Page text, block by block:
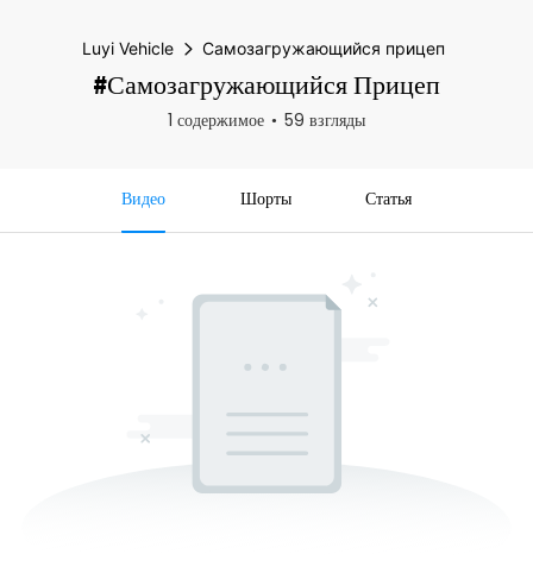
Luyi Vehicle Самозагружающийся прицеп
#Самозагружающийся Прицеп
1 содержимое 59 взгляды
Видео Шорты Статья